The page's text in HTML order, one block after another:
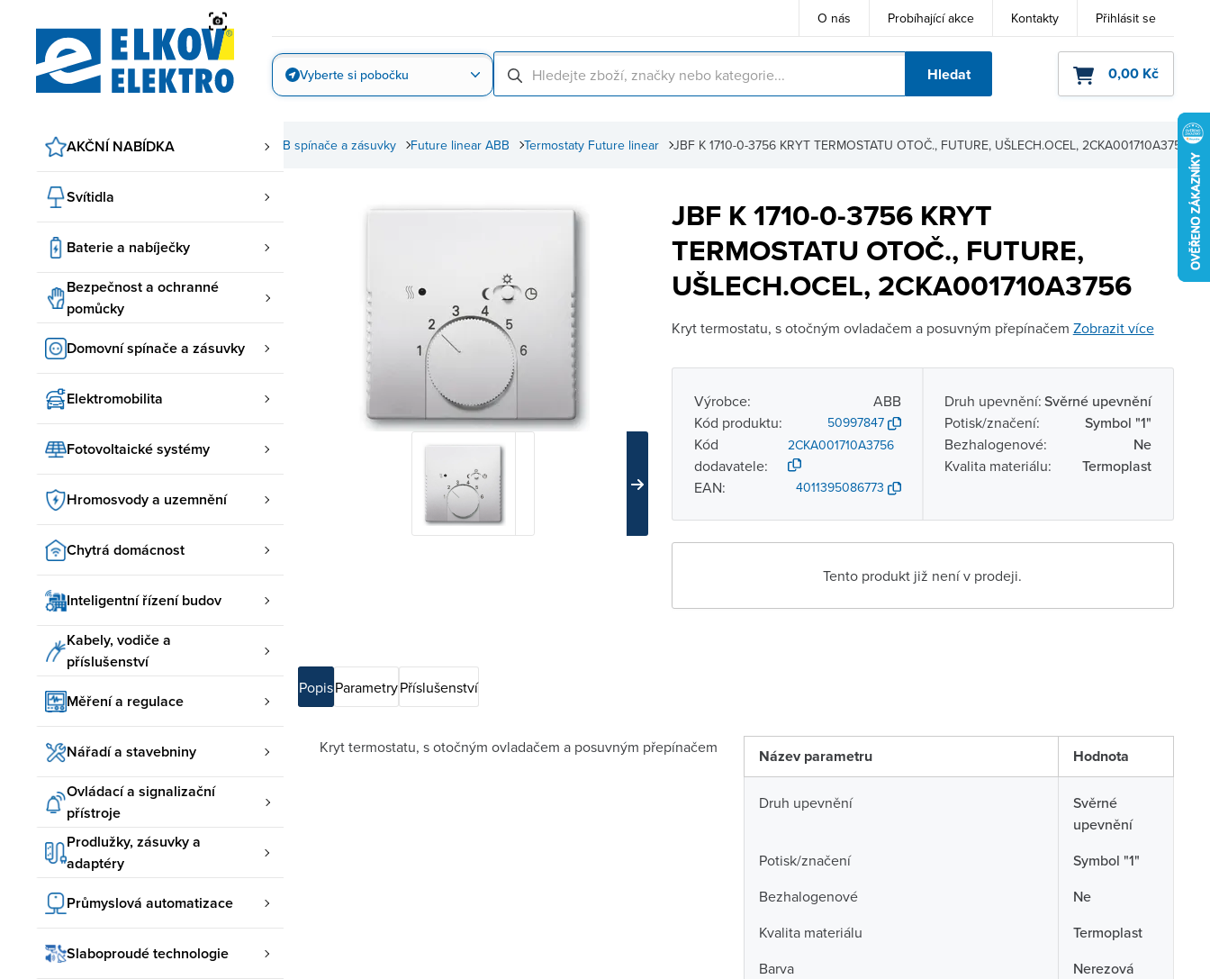
O nás Probíhající akce Kontakty Přihlásit se
Vyberte si pobočku Hledat 0,00 Kč
AKČNÍ NABÍDKA
Svítidla
Baterie a nabíječky
Bezpečnost a ochranné
pomůcky
Domovní spínače a zásuvky
Elektromobilita
Fotovoltaické systémy
Hromosvody a uzemnění
Chytrá domácnost
Inteligentní řízení budov
Kabely, vodiče a
příslušenství
Měření a regulace
Nářadí a stavebniny
Ovládací a signalizační
přístroje
Prodlužky, zásuvky a
adaptéry
Průmyslová automatizace
Slaboproudé technologie
JBF K 1710-0-3756 KRYT TERMOSTATU OTOČ., FUTURE, UŠLECH.OCEL, 2CKA001710A3756
Termostaty Future linear
Future linear ABB
ABB spínače a zásuvky
Domovní spínače a zásuvky
JBF K 1710-0-3756 KRYT
TERMOSTATU OTOČ., FUTURE,
UŠLECH.OCEL, 2CKA001710A3756
Kryt termostatu, s otočným ovladačem a posuvným přepínačem Zobrazit více
Výrobce:
ABB
Kód produktu:
50997847
Kód
dodavatele:
2CKA001710A3756
EAN: 4011395086773
Druh upevnění:Svěrné upevnění
Potisk/značení:
Symbol "1"
Bezhalogenové:
Ne
Kvalita materiálu:
Termoplast
Tento produkt již není v prodeji.
PopisParametryPříslušenství
Kryt termostatu, s otočným ovladačem a posuvným přepínačem Název parametru Hodnota
Druh upevnění
Svěrné
upevnění
Potisk/značení
Symbol "1"
Bezhalogenové
Ne
Kvalita materiálu
Termoplast
Barva
Nerezová